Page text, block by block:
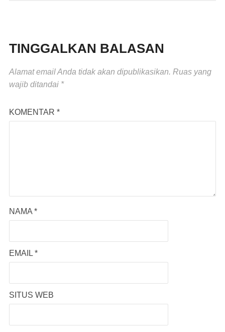
TINGGALKAN BALASAN
Alamat email Anda tidak akan dipublikasikan. Ruas yang
wajib ditandai *
KOMENTAR *
NAMA *
EMAIL *
SITUS WEB